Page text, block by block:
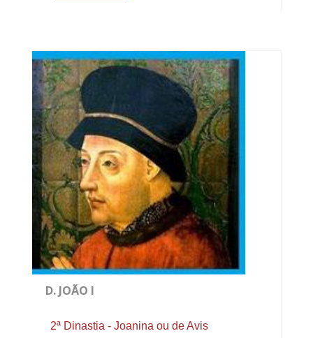
D. JOÃO I
2ª Dinastia - Joanina ou de Avis